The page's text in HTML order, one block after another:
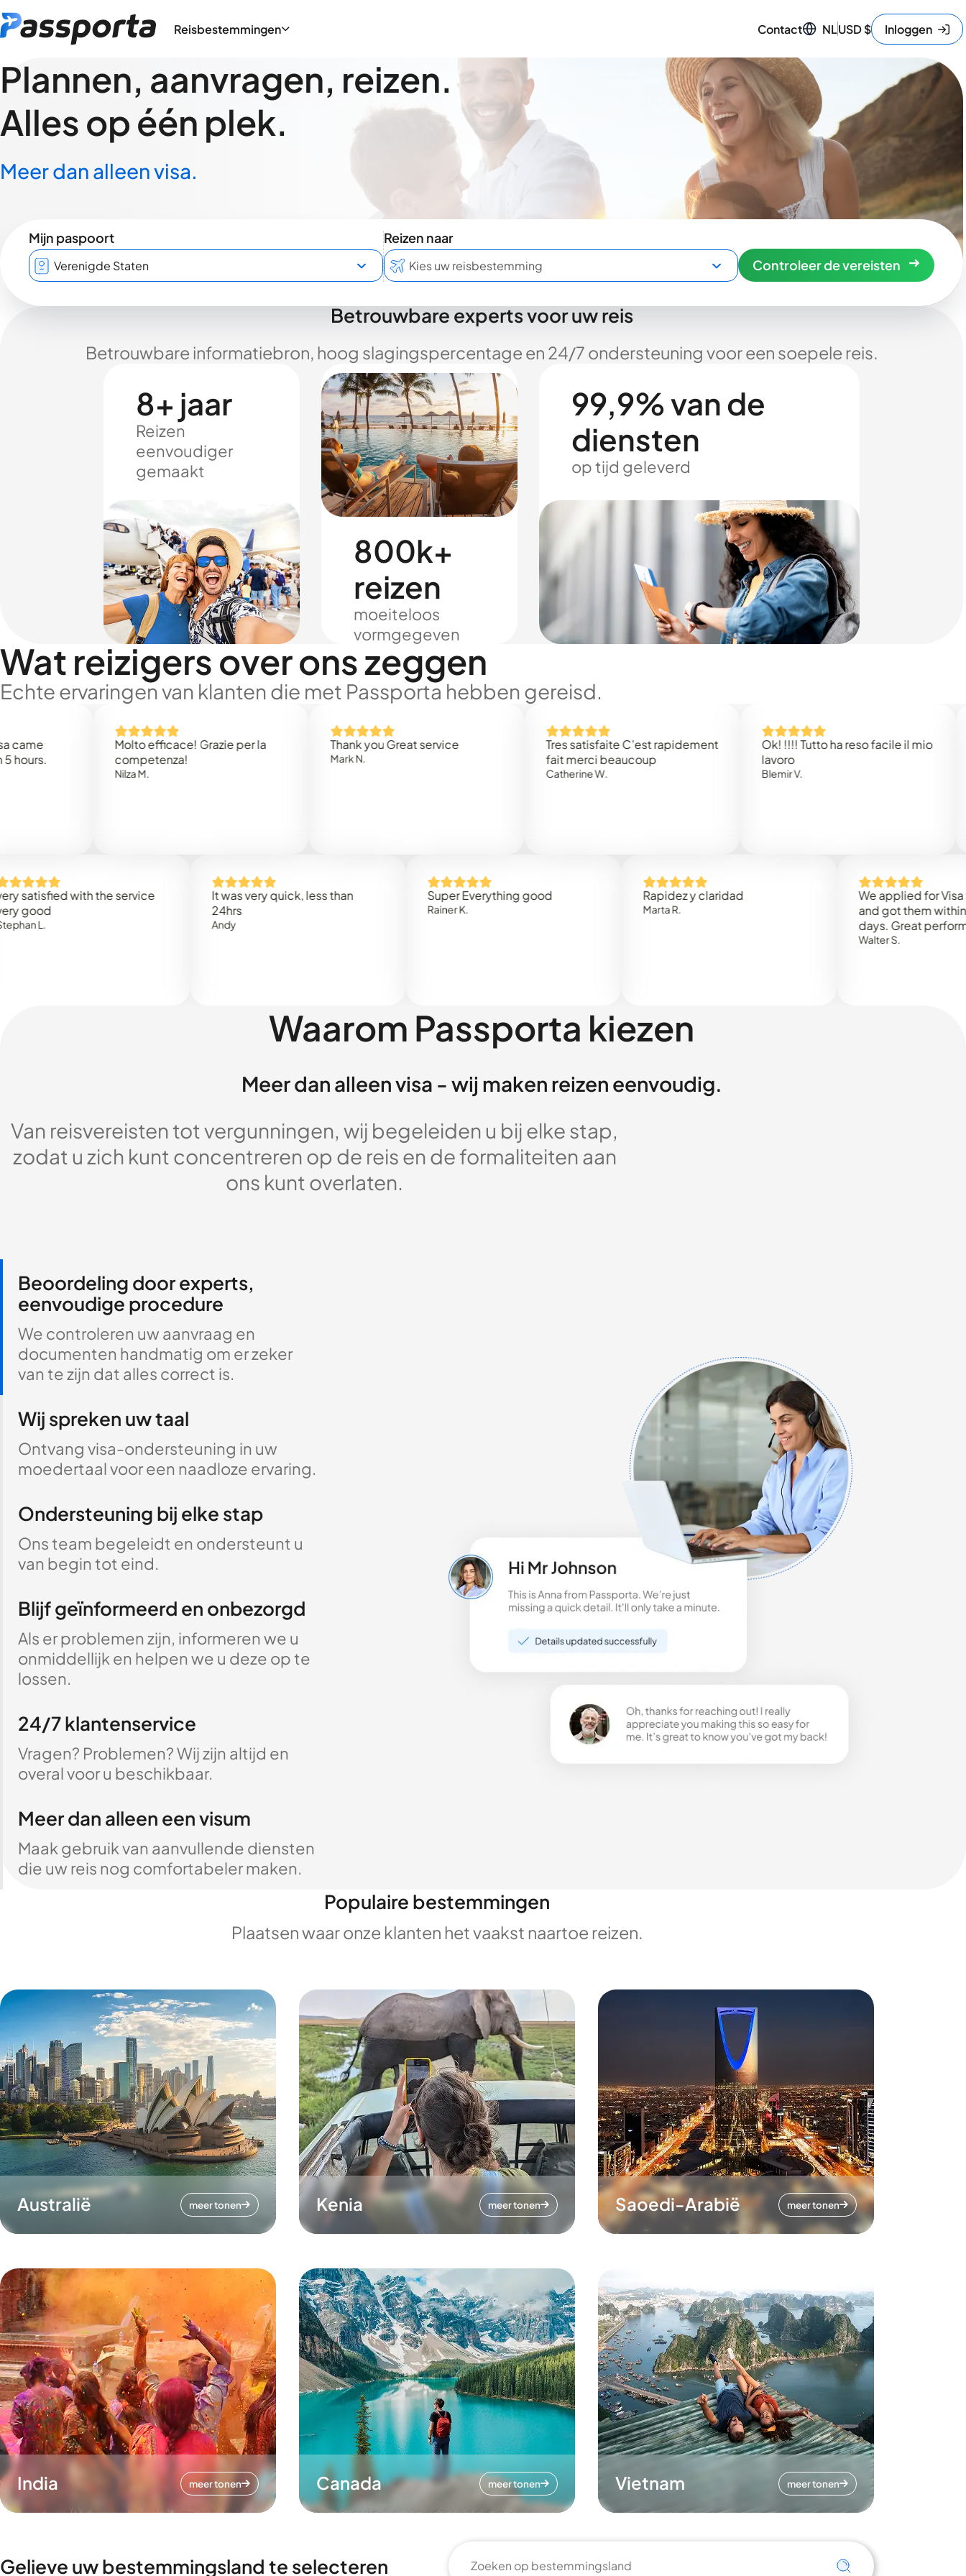
Reisbestemmingen Contact NLUSD$ Inloggen
Plannen, aanvragen, reizen.
Alles op één plek.
Meer dan alleen visa.
Mijn paspoort
Reizen naar
Controleer de vereisten
Betrouwbare experts voor uw reis
Betrouwbare informatiebron, hoog slagingspercentage en 24/7 ondersteuning voor een soepele reis.
8+ jaar
Reizen
eenvoudiger
gemaakt
800k+
reizen
moeiteloos
vormgegeven
99,9% van de
diensten
op tijd geleverd
Wat reizigers over ons zeggen
Echte ervaringen van klanten die met Passporta hebben gereisd.
Molto efficace! Grazie per la
competenza!
Thank you Great service
Tres satisfaite C’est rapidement
fait merci beaucoup
Catherine W.
Ok! !!!! Tutto ha reso facile il mio
with the service
It was very quick, less than
Super Everything good Rapidez y claridad
We applied for Visa to
and got them within 3
days. Great performance!
Walter S.
Waarom Passporta kiezen
Meer dan alleen visa - wij maken reizen eenvoudig.
Van reisvereisten tot vergunningen, wij begeleiden u bij elke stap,
zodat u zich kunt concentreren op de reis en de formaliteiten aan
ons kunt overlaten.
Beoordeling door experts,
eenvoudige procedure
We controleren uw aanvraag en
documenten handmatig om er zeker
van te zijn dat alles correct is.
Wij spreken uw taal
Ontvang visa-ondersteuning in uw
moedertaal voor een naadloze ervaring.
Ondersteuning bij elke stap
Ons team begeleidt en ondersteunt u
van begin tot eind.
Blijf geïnformeerd en onbezorgd
Als er problemen zijn, informeren we u
onmiddellijk en helpen we u deze op te
lossen.
24/7 klantenservice
Vragen? Problemen? Wij zijn altijd en
overal voor u beschikbaar.
Meer dan alleen een visum
Maak gebruik van aanvullende diensten
die uw reis nog comfortabeler maken.
Populaire bestemmingen
Plaatsen waar onze klanten het vaakst naartoe reizen.
Australië meer tonen Kenia meer tonen Saoedi-Arabië meer tonen
India meer tonen Canada meer tonen Vietnam meer tonen
Gelieve uw bestemmingsland te selecteren